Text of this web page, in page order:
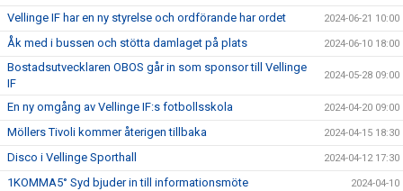
Vellinge IF har en ny styrelse och ordförande har ordet 2024-06-21 10:00
Åk med i bussen och stötta damlaget på plats 2024-06-10 18:00
Bostadsutvecklaren OBOS går in som sponsor till Vellinge
IF
2024-05-28 09:00
En ny omgång av Vellinge IF:s fotbollsskola 2024-04-20 09:00
Möllers Tivoli kommer återigen tillbaka 2024-04-15 18:30
Disco i Vellinge Sporthall 2024-04-12 17:30
1KOMMA5° Syd bjuder in till informationsmöte 2024-04-10